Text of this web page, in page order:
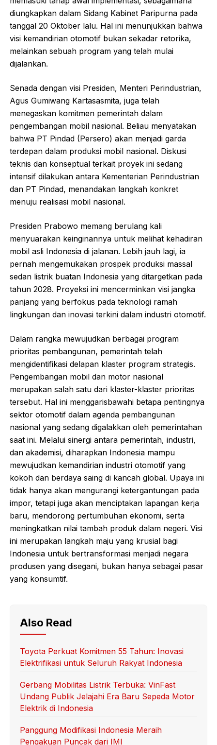
diungkapkan dalam Sidang Kabinet Paripurna pada
tanggal 20 Oktober lalu. Hal ini menunjukkan bahwa
visi kemandirian otomotif bukan sekadar retorika,
melainkan sebuah program yang telah mulai
dijalankan.
Senada dengan visi Presiden, Menteri Perindustrian,
Agus Gumiwang Kartasasmita, juga telah
menegaskan komitmen pemerintah dalam
pengembangan mobil nasional. Beliau menyatakan
bahwa PT Pindad (Persero) akan menjadi garda
terdepan dalam produksi mobil nasional. Diskusi
teknis dan konseptual terkait proyek ini sedang
intensif dilakukan antara Kementerian Perindustrian
dan PT Pindad, menandakan langkah konkret
menuju realisasi mobil nasional.
Presiden Prabowo memang berulang kali
menyuarakan keinginannya untuk melihat kehadiran
mobil asli Indonesia di jalanan. Lebih jauh lagi, ia
pernah mengemukakan prospek produksi massal
sedan listrik buatan Indonesia yang ditargetkan pada
tahun 2028. Proyeksi ini mencerminkan visi jangka
panjang yang berfokus pada teknologi ramah
lingkungan dan inovasi terkini dalam industri otomotif.
Dalam rangka mewujudkan berbagai program
prioritas pembangunan, pemerintah telah
mengidentifikasi delapan klaster program strategis.
Pengembangan mobil dan motor nasional
merupakan salah satu dari klaster-klaster prioritas
tersebut. Hal ini menggarisbawahi betapa pentingnya
sektor otomotif dalam agenda pembangunan
nasional yang sedang digalakkan oleh pemerintahan
saat ini. Melalui sinergi antara pemerintah, industri,
dan akademisi, diharapkan Indonesia mampu
mewujudkan kemandirian industri otomotif yang
kokoh dan berdaya saing di kancah global. Upaya ini
tidak hanya akan mengurangi ketergantungan pada
impor, tetapi juga akan menciptakan lapangan kerja
baru, mendorong pertumbuhan ekonomi, serta
meningkatkan nilai tambah produk dalam negeri. Visi
ini merupakan langkah maju yang krusial bagi
Indonesia untuk bertransformasi menjadi negara
produsen yang disegani, bukan hanya sebagai pasar
yang konsumtif.
Also Read
Toyota Perkuat Komitmen 55 Tahun: Inovasi
Elektrifikasi untuk Seluruh Rakyat Indonesia
Gerbang Mobilitas Listrik Terbuka: VinFast
Undang Publik Jelajahi Era Baru Sepeda Motor
Elektrik di Indonesia
Panggung Modifikasi Indonesia Meraih
Pengakuan Puncak dari IMI